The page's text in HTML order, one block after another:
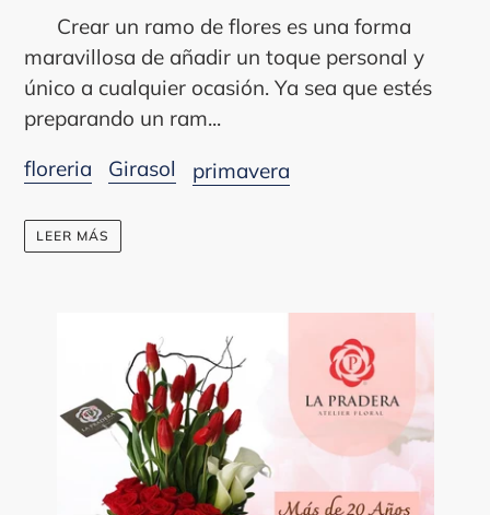
Crear un ramo de flores es una forma
maravillosa de añadir un toque personal y
único a cualquier ocasión. Ya sea que estés
preparando un ram...
floreria
Girasol primavera
LEER MÁS